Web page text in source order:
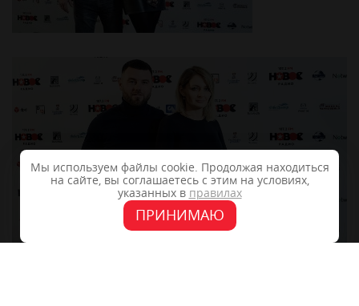
Мы используем файлы cookie. Продолжая находиться
на сайте, вы соглашаетесь с этим на условиях,
указанных в правилах
ПРИНИМАЮ